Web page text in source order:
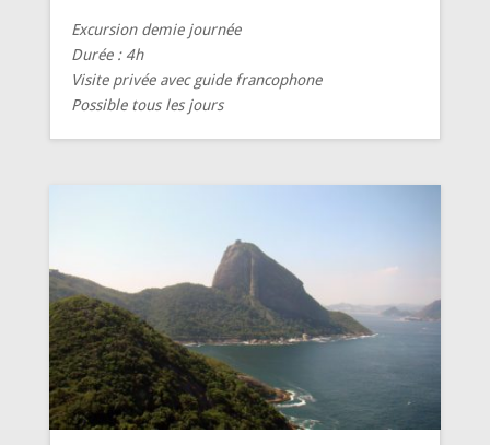
Excursion demie journée
Durée : 4h
Visite privée avec guide francophone
Possible tous les jours